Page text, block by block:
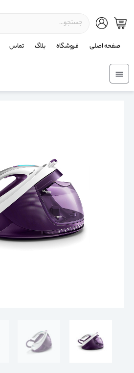
صفحه اصلی فروشگاه بلاگ تماس